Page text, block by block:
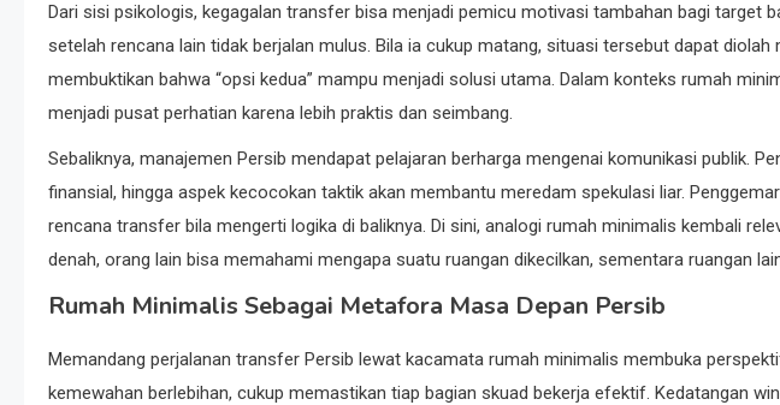
Dari sisi psikologis, kegagalan transfer bisa menjadi pemicu motivasi tambahan bagi target
setelah rencana lain tidak berjalan mulus. Bila ia cukup matang, situasi tersebut dapat diolah
membuktikan bahwa “opsi kedua” mampu menjadi solusi utama. Dalam konteks rumah
menjadi pusat perhatian karena lebih praktis dan seimbang.
Sebaliknya, manajemen Persib mendapat pelajaran berharga mengenai komunikasi publik.
finansial, hingga aspek kecocokan taktik akan membantu meredam spekulasi liar.
rencana transfer bila mengerti logika di baliknya. Di sini, analogi rumah minimalis kembali
denah, orang lain bisa memahami mengapa suatu ruangan dikecilkan, sementara ruangan
Rumah Minimalis Sebagai Metafora Masa Depan Persib
Memandang perjalanan transfer Persib lewat kacamata rumah minimalis membuka
kemewahan berlebihan, cukup memastikan tiap bagian skuad bekerja efektif. Kedatangan